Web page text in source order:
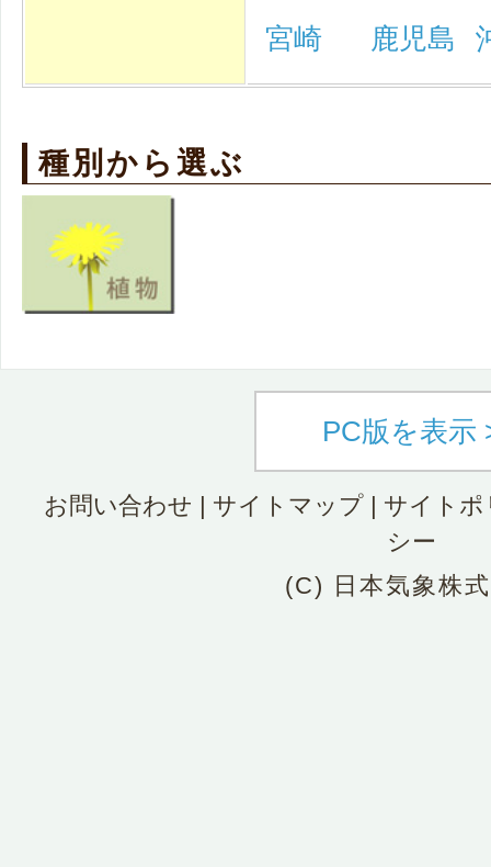
宮崎 鹿児島
種別から選ぶ
PC版を表示
お問い合わせ | サイトマップ| サイトポ
シー
(C) 日本気象株